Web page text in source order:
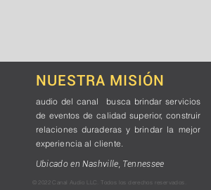
NUESTRA MISIÓN
audio del canal busca brindarservicios
de eventos de calidad superior, construir
relaciones duraderas y brindar la mejor
experiencia al cliente.
Ubicado en Nashville, Tennessee
© 2022 Canal Audio LLC. Todos los derechos reservados.